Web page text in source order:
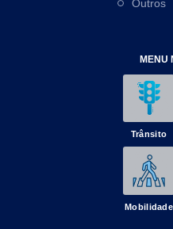
Outros
MENU
Trânsito
Mobilidade